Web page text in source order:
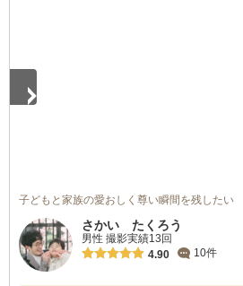
子どもと家族の愛おしく尊い瞬間を残したい
さかい たくろう
男性 撮影実績13回
4.90
10件